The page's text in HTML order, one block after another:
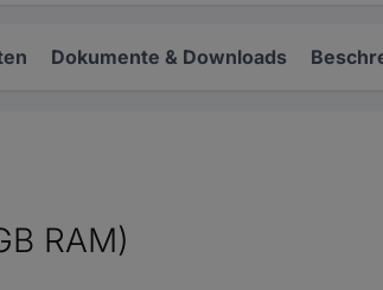
Dokumente & Downloads
RAM)